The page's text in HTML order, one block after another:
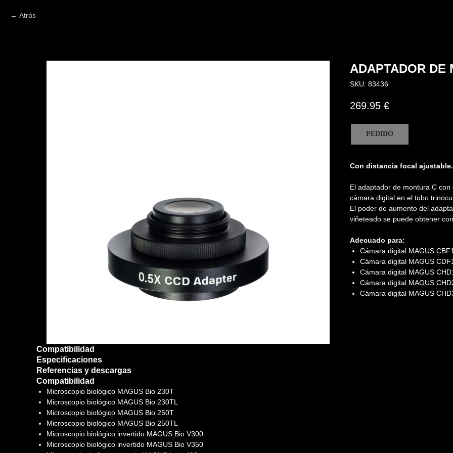
Atrás
ADAPTADOR DE
SKU: 83436
269.95 €
PEDIDO
Con distancia focal
El adaptador de montura C
cámara digital en el tubo
El poder de aumento del
viñeteado se puede obtener
Adecuado para:
Cámara digital MAGUS
Cámara digital MAGUS
Cámara digital MAGUS
Cámara digital MAGUS
Cámara digital MAGUS
Compatibilidad
Especificaciones
Referencias y descargas
Compatibilidad
Microscopio biológico MAGUS Bio 230T
Microscopio biológico MAGUS Bio 230TL
Microscopio biológico MAGUS Bio 250T
Microscopio biológico MAGUS Bio 250TL
Microscopio biológico invertido MAGUS Bio V300
Microscopio biológico invertido MAGUS Bio V350